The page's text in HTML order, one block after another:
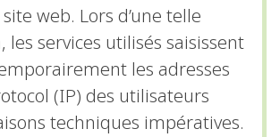
web. Lors d’une telle
services utilisés saisissent
les adresses
(IP) des utilisateurs
techniques impératives.